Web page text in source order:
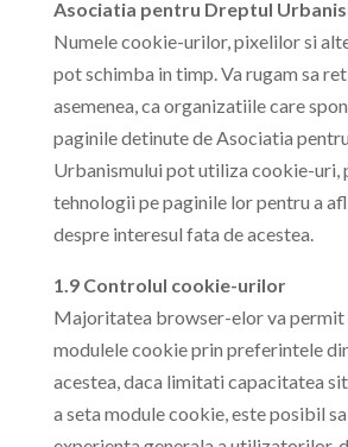
Asociatia pentru Dreptul
Numele cookie-urilor, pixelilor si
pot schimba in timp. Va rugam sa
asemenea, ca organizatiile care
paginile detinute de Asociatia
Urbanismului pot utiliza cookie-uri,
tehnologii pe paginile lor pentru a
despre interesul fata de acestea.
1.9 Controlul cookie-urilor
Majoritatea browser-elor va permit
modulele cookie prin preferintele
acestea, daca limitati capacitatea
a seta module cookie, este posibil